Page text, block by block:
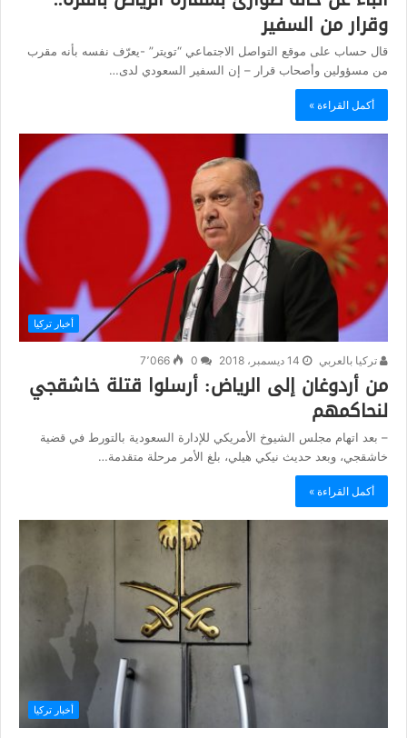
وقرار من السفير
قال حساب على موقع التواصل الاجتماعي “تويتر” -يعرّف نفسه بأنه مقرب
من مسؤولين وأصحاب قرار – إن السفير السعودي لدى…
أكمل القراءة »
أخبار تركيا
تركيا بالعربي 14 ديسمبر، 2018 7٬066
من أردوغان إلى الرياض: أرسلوا قتلة خاشقجي
لنحاكمهم
– بعد اتهام مجلس الشيوخ الأمريكي للإدارة السعودية بالتورط في قضية
خاشقجي، وبعد حديث نيكي هيلي، بلغ الأمر مرحلة متقدمة…
أكمل القراءة »
أخبار تركيا